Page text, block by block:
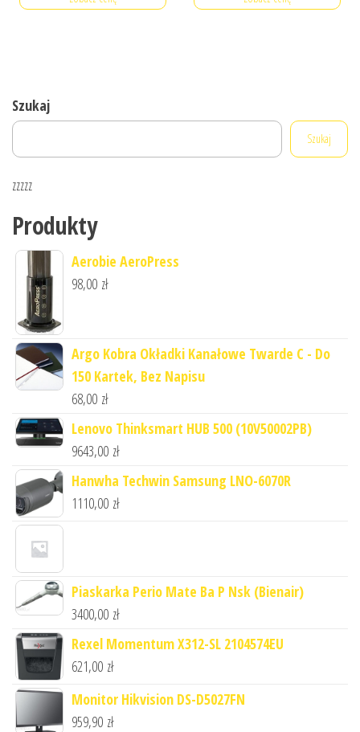
Szukaj
Szukaj
zzzzz
Produkty
Aerobie AeroPress
98,00 zł
Argo Kobra Okładki Kanałowe Twarde C - Do
150 Kartek, Bez Napisu
68,00 zł
Lenovo Thinksmart HUB 500 (10V50002PB)
9643,00 zł
Hanwha Techwin Samsung LNO-6070R
1110,00 zł
Piaskarka Perio Mate Ba P Nsk (Bienair)
3400,00 zł
Rexel Momentum X312-SL 2104574EU
621,00 zł
Monitor Hikvision DS-D5027FN
959,90 zł